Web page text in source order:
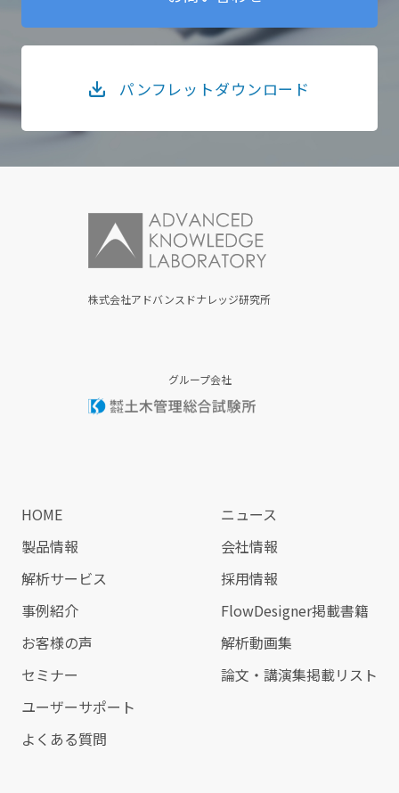
パンフレットダウンロード
株式会社アドバンスドナレッジ研究所
グループ会社
HOME
製品情報
解析サービス
事例紹介
お客様の声
セミナー
ユーザーサポート
よくある質問
ニュース
会社情報
採用情報
FlowDesigner掲載書籍
解析動画集
論文・講演集掲載リスト